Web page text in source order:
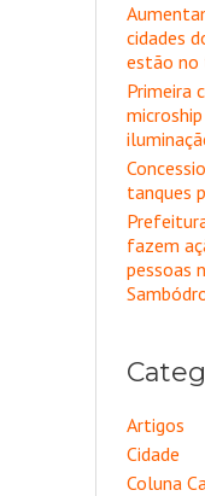
cidades
estão
Primeira
tanques
fazem
pessoas
Artigos
Cidade
Coluna